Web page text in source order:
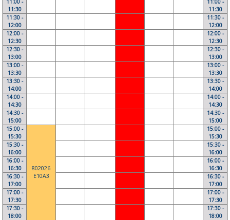
11:00 -
11:30
11:00 -
11:30
11:30 -
12:00
11:30 -
12:00
12:00 -
12:30
12:00 -
12:30
12:30 -
13:00
12:30 -
13:00
13:00 -
13:30
13:00 -
13:30
13:30 -
14:00
13:30 -
14:00
14:00 -
14:30
14:00 -
14:30
14:30 -
15:00
14:30 -
15:00
15:00 -
15:30
802026
E10A3
15:00 -
15:30
15:30 -
16:00
15:30 -
16:00
16:00 -
16:30
16:00 -
16:30
16:30 -
17:00
16:30 -
17:00
17:00 -
17:30
17:00 -
17:30
17:30 -
18:00
17:30 -
18:00